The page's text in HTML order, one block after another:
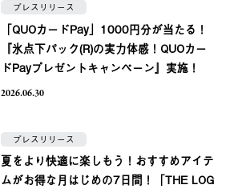
プレスリリース
「QUOカードPay」1000円分が当たる！
『氷点下パック(R)の実力体感！QUOカー
ドPayプレゼントキャンペーン』実施！
2026.06.30
プレスリリース
夏をより快適に楽しもう！おすすめアイテ
ムがお得な月はじめの7日間！「THE LOG